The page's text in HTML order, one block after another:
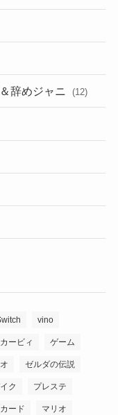
辞めジャニ (12)
vino
カービィ ゲーム
ゼルダの伝説
ク プレステ
ード マリオ